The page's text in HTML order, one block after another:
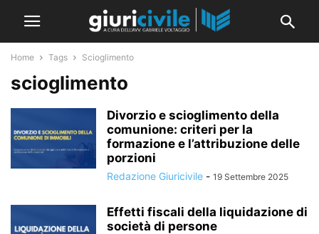
Home Tags Scioglimento
scioglimento
Divorzio e scioglimento della
comunione: criteri per la
formazione e l’attribuzione delle
porzioni
Redazione Giuricivile - 19 Settembre 2025
Effetti fiscali della liquidazione di
società di persone